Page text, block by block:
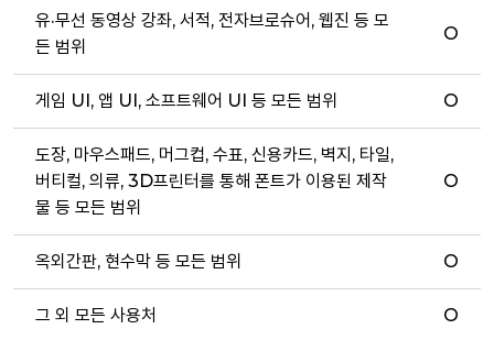
유·무선 동영상 강좌, 서적, 전자브로슈어, 웹진 등 모
든 범위
O
게임 UI, 앱 UI, 소프트웨어 UI 등 모든 범위 O
도장, 마우스패드, 머그컵, 수표, 신용카드, 벽지, 타일,
버티컬, 의류, 3D프린터를 통해 폰트가 이용된 제작
물 등 모든 범위
O
옥외간판, 현수막 등 모든 범위 O
그 외 모든 사용처 O